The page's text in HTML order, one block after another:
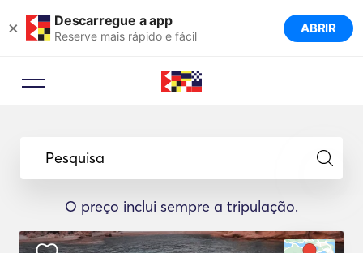
× Descarregue a app
Reserve mais rápido e fácil ABRIR
Pesquisa
O preço inclui sempre a tripulação.